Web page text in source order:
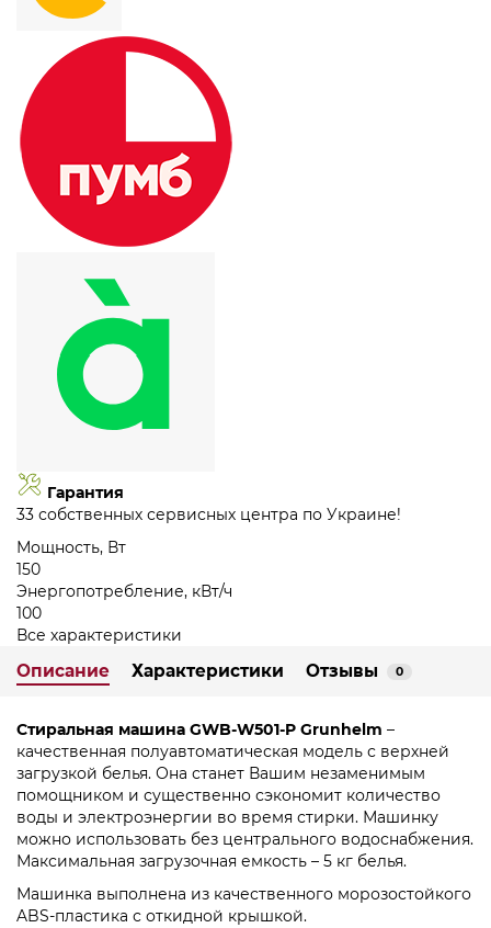
Гарантия
33 собственных сервисных центра по Украине!
Мощность, Вт
150
Энергопотребление, кВт/ч
100
Все характеристики
Описание Характеристики Отзывы 0
Стиральная машина GWB-W501-P Grunhelm –
качественная полуавтоматическая модель с верхней
загрузкой белья. Она станет Вашим незаменимым
помощником и существенно сэкономит количество
воды и электроэнергии во время стирки. Машинку
можно использовать без центрального водоснабжения.
Максимальная загрузочная емкость – 5 кг белья.
Машинка выполнена из качественного морозостойкого
ABS-пластика с откидной крышкой.